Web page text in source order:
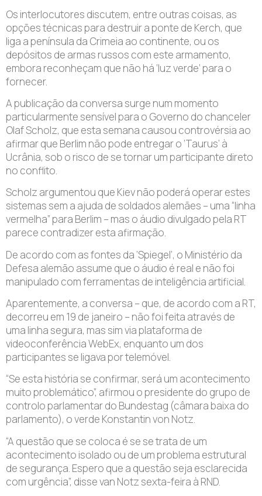
Os interlocutores discutem, entre outras coisas, as
opções técnicas para destruir a ponte de Kerch, que
liga a península da Crimeia ao continente, ou os
depósitos de armas russos com este armamento,
embora reconheçam que não há ‘luz verde’ para o
fornecer.
A publicação da conversa surge num momento
particularmente sensível para o Governo do chanceler
Olaf Scholz, que esta semana causou controvérsia ao
afirmar que Berlim não pode entregar o ‘Taurus’ à
Ucrânia, sob o risco de se tornar um participante direto
no conflito.
Scholz argumentou que Kiev não poderá operar estes
sistemas sem a ajuda de soldados alemães – uma “linha
vermelha” para Berlim – mas o áudio divulgado pela RT
parece contradizer esta afirmação.
De acordo com as fontes da ‘Spiegel’, o Ministério da
Defesa alemão assume que o áudio é real e não foi
manipulado com ferramentas de inteligência artificial.
Aparentemente, a conversa – que, de acordo com a RT,
decorreu em 19 de janeiro – não foi feita através de
uma linha segura, mas sim via plataforma de
videoconferência WebEx, enquanto um dos
participantes se ligava por telemóvel.
“Se esta história se confirmar, será um acontecimento
muito problemático”, afirmou o presidente do grupo de
controlo parlamentar do Bundestag (câmara baixa do
parlamento), o verde Konstantin von Notz.
“A questão que se coloca é se se trata de um
acontecimento isolado ou de um problema estrutural
de segurança. Espero que a questão seja esclarecida
com urgência”, disse van Notz sexta-feira à RND.